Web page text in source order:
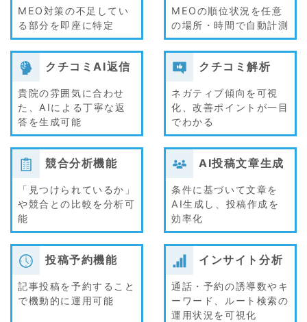
MEO対策の不足してい
る部分を即座に特定
MEOの順位状況を任意
の場所・時間で自動計測
クチコミAI返信
貴院の雰囲気に合わせ
た、AIによる丁寧な返
答を生成可能
クチコミ解析
ネガティブ傾向を可視
化、改善ポイントが一目
でわかる
競合分析機能
「見つけられているか」
や競合との比較を分析可
能
AI投稿文章生成
条件に基づいて文章を
AI生成し、投稿作成を
効率化
投稿予約機能
記事投稿を予約すること
で機動的に運用可能
インサイト分析
通話・予約の誘導数やキ
ーワード、ルート検索の
運用状況を可視化